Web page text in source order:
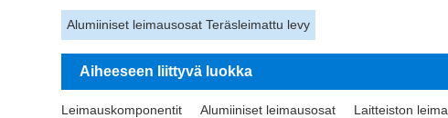
Alumiiniset leimausosat Teräsleimattu levy
Aiheeseen liittyvä luokka
Leimauskomponentit Alumiiniset leimausosat Laitteiston